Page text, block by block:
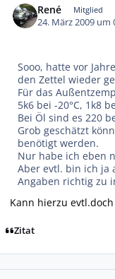
René Mitglied
24. März 2009 um
Sooo, hatte vor
den Zettel wieder
Für das
5k6 bei -20°C, 1k8
Bei Öl sind es 220
Grob geschätzt
benötigt werden.
Nur habe ich eben
Aber evtl. bin ich ja
Angaben richtig zu
Kann hierzu
Zitat